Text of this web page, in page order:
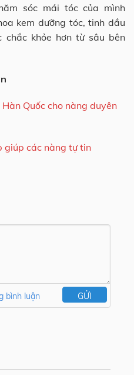
sóc mái tóc của mình
kem dưỡng tóc, tinh dầu
khỏe hơn từ sâu bên
Quốc cho nàng duyên
giúp các nàng tự tin
bình luận GỬI